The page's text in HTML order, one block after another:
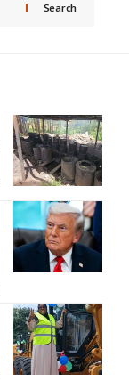
Search